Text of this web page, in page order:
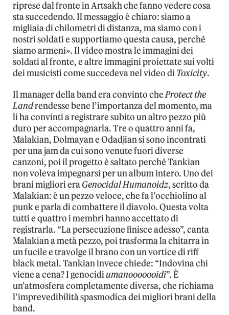
riprese dal fronte in Artsakh che fanno vedere cosa
sta succedendo. Il messaggio è chiaro: siamo a
migliaia di chilometri di distanza, ma siamo con i
nostri soldati e supportiamo questa causa, perché
siamo armeni». Il video mostra le immagini dei
soldati al fronte, e altre immagini proiettate sui volti
dei musicisti come succedeva nel video diToxicity.
Il manager della band era convinto cheProtect the
Landrendesse bene l’importanza del momento, ma
li ha convinti a registrare subito un altro pezzo più
duro per accompagnarla. Tre o quattro anni fa,
Malakian, Dolmayan e Odadjian si sono incontrati
per una jam da cui sono venute fuori diverse
canzoni, poi il progetto è saltato perché Tankian
non voleva impegnarsi per un album intero. Uno dei
brani migliori eraGenocidal Humanoidz, scritto da
Malakian: è un pezzo veloce, che fa l’occhiolino al
punk e parla di combattere il diavolo. Questa volta
tutti e quattro i membri hanno accettato di
registrarla. “La persecuzione finisce adesso”, canta
Malakian a metà pezzo, poi trasforma la chitarra in
un fucile e travolge il brano con un vortice di riff
black metal. Tankian invece chiede: “Indovina chi
viene a cena? I genocidiumanooooooidi”. È
un’atmosfera completamente diversa, che richiama
l’imprevedibilità spasmodica dei migliori brani della
band.